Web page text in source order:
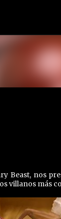
Beast, nos
villanos más